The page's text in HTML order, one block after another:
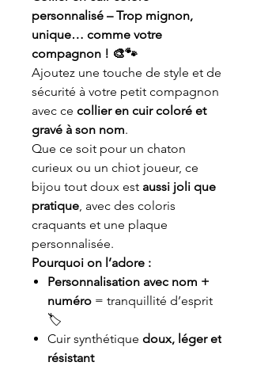
personnalisé – Trop mignon,
unique… comme votre
compagnon ! 🎨🐾
Ajoutez une touche de style et de
sécurité à votre petit compagnon
avec ce collier en cuir coloré et
gravé à son nom.
Que ce soit pour un chaton
curieux ou un chiot joueur, ce
bijou tout doux est aussi joli que
pratique, avec des coloris
craquants et une plaque
personnalisée.
Pourquoi on l’adore :
Personnalisation avec nom +
numéro = tranquillité d’esprit
🏷️
Cuir synthétique doux, léger et
résistant